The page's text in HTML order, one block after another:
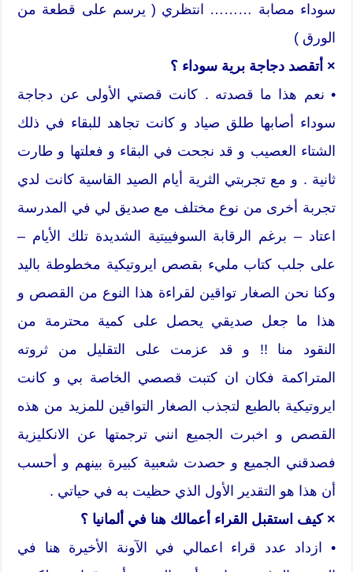
سوداء مصابة ……… انتظري ( يرسم على قطعة من
الورق )
× أتقصد دجاجة برية سوداء ؟
• نعم هذا ما قصدته . كانت قصتي الأولى عن دجاجة
سوداء أصابها طلق صياد و كانت تجاهد للبقاء في ذلك
الشتاء العصيب و قد نجحت في البقاء و فعلتها و طارت
ثانية . و مع تجربتي الثرية أيام الصيد القاسية كانت لدي
تجربة أخرى من نوع مختلف مع صديق لي في المدرسة
اعتاد – برغم الرقابة السوفييتية الشديدة تلك الأيام –
على جلب كتاب مليء بقصص ايروتيكية مخطوطة باليد
وكنا نحن الصغار تواقين لقراءة هذا النوع من القصص و
هذا ما جعل صديقي يحصل على كمية محترمة من
النقود منا !! و قد عزمت على التقليل من ثروته
المتراكمة فكان ان كتبت قصصي الخاصة بي و كانت
ايروتيكية بالطبع لتجذب الصغار التواقين للمزيد من هذه
القصص و اخبرت الجميع انني ترجمتها عن الانكليزية
فصدقني الجميع و حصدت شعبية كبيرة بينهم و أحسب
أن هذا هو التقدير الأول الذي حظيت به في حياتي .
× كيف استقبل القراء أعمالك هنا في ألمانيا ؟
• ازداد عدد قراء اعمالي في الآونة الأخيرة هنا في